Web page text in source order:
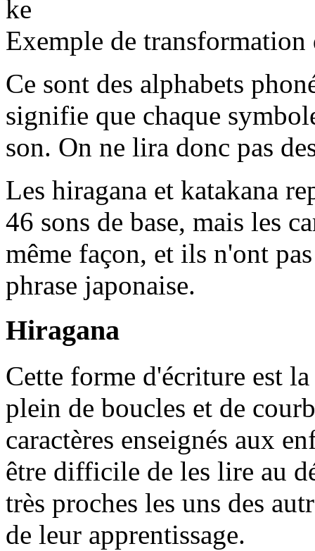
Exemple de
Ce sont des alphabets
signifie que chaque
son. On ne lira donc pas
Les hiragana et katakana
46 sons de base, mais les
même façon, et ils n'ont
phrase japonaise.
Hiragana
Cette forme d'écriture est
plein de boucles et de
caractères enseignés aux
être difficile de les lire au
très proches les uns des
de leur apprentissage.